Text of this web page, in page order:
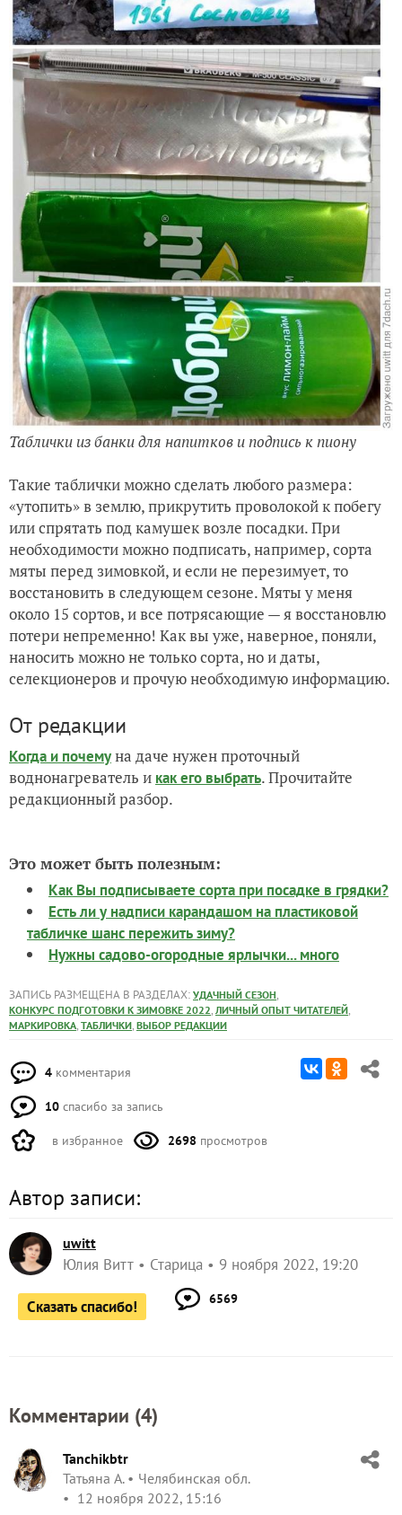
Таблички из банки для напитков и подпись к пиону
Такие таблички можно сделать любого размера:
«утопить» в землю, прикрутить проволокой к побегу
или спрятать под камушек возле посадки. При
необходимости можно подписать, например, сорта
мяты перед зимовкой, и если не перезимует, то
восстановить в следующем сезоне. Мяты у меня
около 15 сортов, и все потрясающие — я восстановлю
потери непременно! Как вы уже, наверное, поняли,
наносить можно не только сорта, но и даты,
селекционеров и прочую необходимую информацию.
От редакции
Когда и почемуна даче нужен проточный
воднонагреватель и как его выбрать. Прочитайте
редакционный разбор.
Это может быть полезным:
Как Вы подписываете сорта при посадке в грядки?
Есть ли у надписи карандашом на пластиковой
табличке шанс пережить зиму?
Нужны садово-огородные ярлычки... много
ЗАПИСЬ РАЗМЕЩЕНА В РАЗДЕЛАХ: УДАЧНЫЙ СЕЗОН,
КОНКУРС ПОДГОТОВКИ К ЗИМОВКЕ 2022, ЛИЧНЫЙ ОПЫТ ЧИТАТЕЛЕЙ,
МАРКИРОВКА, ТАБЛИЧКИ, ВЫБОР РЕДАКЦИИ
4 комментария
10 спасибо за запись
в избранное 2698 просмотров
Автор записи:
uwitt
Юлия Витт Старица 9 ноября 2022, 19:20
Сказать спасибо! 6569
Комментарии (4)
Tanchikbtr
Татьяна А.
Челябинская обл.
12 ноября 2022, 15:16